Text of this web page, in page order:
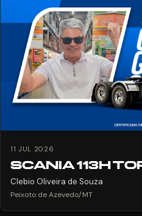
11 JUL 2026
SCANIA 113H
Clebio Oliveira de Souza
Peixoto de Azevedo/MT